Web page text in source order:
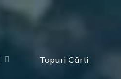
Topuri Cărti